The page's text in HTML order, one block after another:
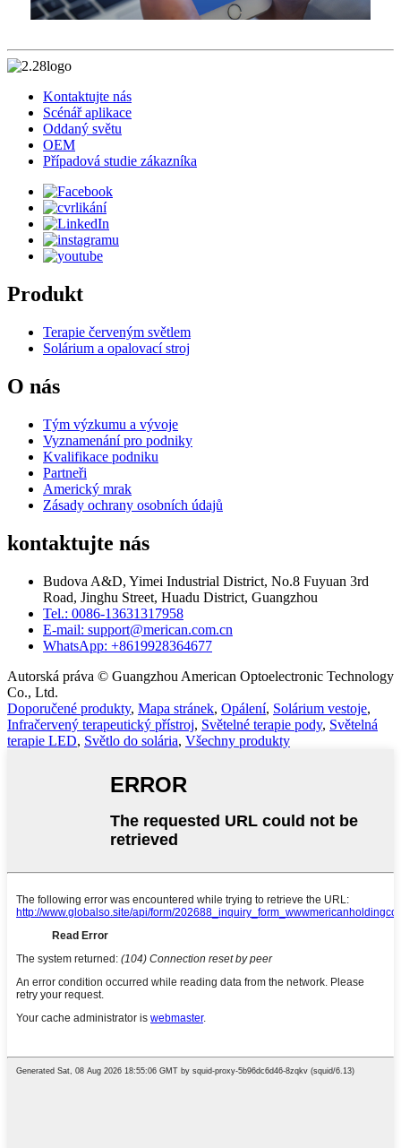
Kontaktujte nás
Scénář aplikace
Oddaný světu
OEM
Případová studie zákazníka
Produkt
Terapie červeným světlem
Solárium a opalovací stroj
O nás
Tým výzkumu a vývoje
Vyznamenání pro podniky
Kvalifikace podniku
Partneři
Americký mrak
Zásady ochrany osobních údajů
kontaktujte nás
Budova A&D, Yimei Industrial District, No.8 Fuyuan 3rd
Road, Jinghu Street, Huadu District, Guangzhou
Tel.: 0086-13631317958
E-mail: support@merican.com.cn
WhatsApp: +8619928364677
Autorská práva © Guangzhou American Optoelectronic Technology
Co., Ltd.
Doporučené produkty, Mapa stránek, Opálení, Solárium vestoje,
Infračervený terapeutický přístroj, Světelné terapie pody, Světelná
terapie LED, Světlo do solária, Všechny produkty